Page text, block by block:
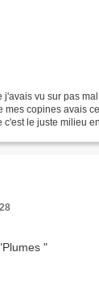
vu sur pas
mes copines avais
le juste milieu